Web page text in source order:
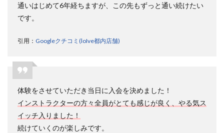
4.ロイ
ブ 何分
前に行
ブの室
か？
10.6
6.ロイ
ブは妊
通いはじめて6年経ちますが、この先もずっと通い続けたい
です。
引用： Googleクチコミ(loIve都内店舗)
体験をさせていただき当日に入会を決めました！
インストラクターの方々全員がとても感じが良く、やる気ス
イッチ入りました！
続けていくのが楽しみです。